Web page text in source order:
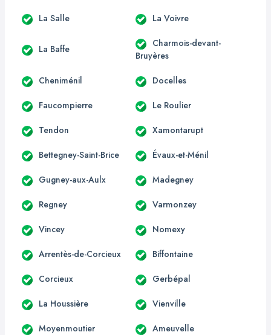
La Salle La Voivre
La Baffe
Charmois-devant-
Bruyères
Cheniménil Docelles
Faucompierre Le Roulier
Tendon Xamontarupt
Bettegney-Saint-Brice Évaux-et-Ménil
Gugney-aux-Aulx Madegney
Regney Varmonzey
Vincey Nomexy
Arrentès-de-Corcieux Biffontaine
Corcieux Gerbépal
La Houssière Vienville
Moyenmoutier Ameuvelle